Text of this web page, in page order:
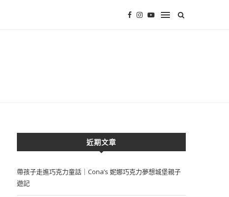
近期文章
帶孩子走進巧克力童話｜Cona’s 妮娜巧克力夢想城堡親子
遊記